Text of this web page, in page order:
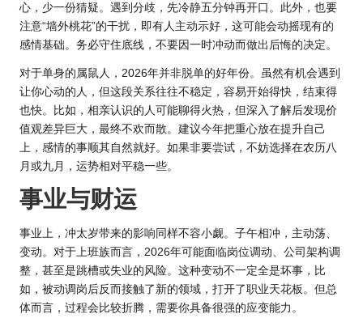
心，少一份猜疑。遇到分歧，先冷静五分钟再开口。此外，也要
注意“墙外桃花”的干扰，即有人主动示好，这可能会动摇现有的
感情基础。务必守住底线，不要因一时冲动而做出后悔的决定。
对于单身的属鼠人，2026年并非脱单的好年份。虽然有机会遇到
让你心动的人，但这段关系往往不稳定，容易开始得快，结束得
也快。比如，相亲认识的人可能聊得火热，但深入了解后发现价
值观差异巨大，最终不欢而散。建议今年把重心放在提升自己
上，感情的事顺其自然就好。如果非要尝试，不妨选择在农历八
月或九月，运势相对平稳一些。
事业与财运
事业上，冲太岁带来的影响同样不容小觑。子午相冲，主动荡、
变动。对于上班族而言，2026年可能面临岗位调动、公司架构调
整，甚至是跳槽或失业的风险。这种变动不一定全是坏事，比
如，被动调岗后反而接触了新的领域，打开了职业天花板。但总
体而言，过程会比较折腾，需要你具备很强的应变能力。